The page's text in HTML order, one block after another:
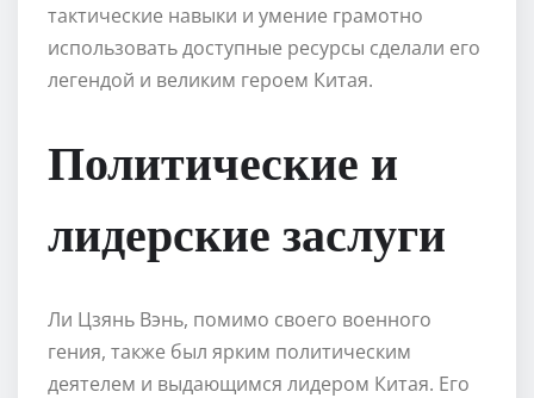
тактические навыки и умение грамотно
использовать доступные ресурсы сделали его
легендой и великим героем Китая.
Политические и
лидерские заслуги
Ли Цзянь Вэнь, помимо своего военного
гения, также был ярким политическим
деятелем и выдающимся лидером Китая. Его